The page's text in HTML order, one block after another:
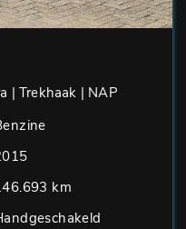
| Trekhaak | NAP
km